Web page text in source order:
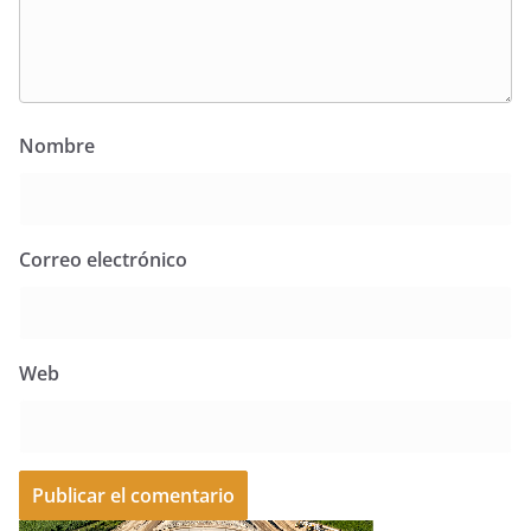
Nombre
Correo electrónico
Web